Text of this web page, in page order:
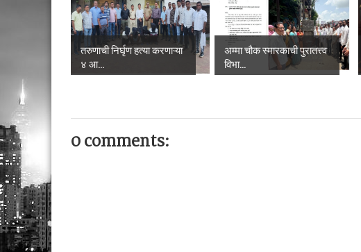
तरुणाची निर्घृण हत्या करणाऱ्या
४ आ...
अम्मा चौक स्मारकाची पुरातत्त्व
विभा...
0 comments: